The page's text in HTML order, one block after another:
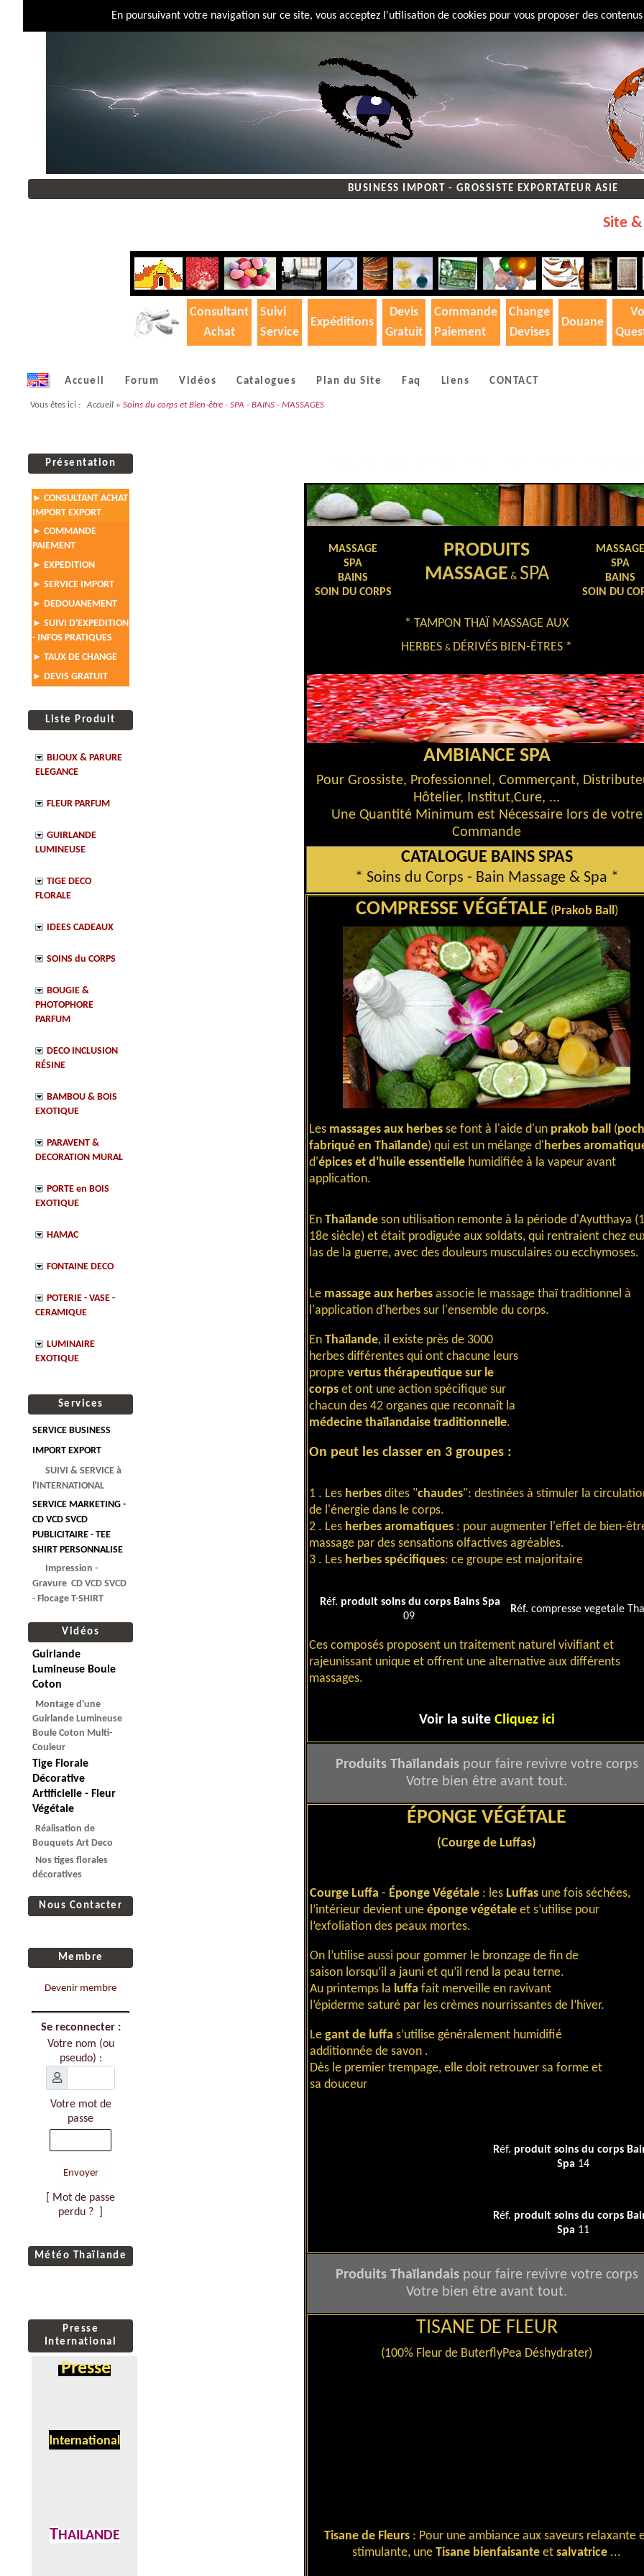
En poursuivant votre navigation sur ce site, vous acceptez l'utilisation de cookies pour vous proposer des
BUSINESS IMPORT - GROSSISTE EXPORTATEUR ASIE
Site & Nom de
Consultant
Achat
Suivi
Service
Expéditions
Devis
Gratuit
Commande
Paiement
Change
Devises
Douane
Accueil Forum Vidéos Catalogues Plan du Site Faq Liens CONTACT
Vous êtes ici : Accueil »Soins du corps et Bien-être - SPA - BAINS - MASSAGES
Présentation
► CONSULTANT ACHAT
IMPORT EXPORT
► COMMANDE
PAIEMENT
► EXPEDITION
► SERVICE IMPORT
► DEDOUANEMENT
► SUIVI D'EXPEDITION
- INFOS PRATIQUES
► TAUX DE CHANGE
► DEVIS GRATUIT
Liste Produit
BIJOUX & PARURE
ELEGANCE
FLEUR PARFUM
GUIRLANDE
LUMINEUSE
TIGE DECO
FLORALE
IDEES CADEAUX
SOINS du CORPS
BOUGIE &
PHOTOPHORE
PARFUM
DECO INCLUSION
RÉSINE
BAMBOU & BOIS
EXOTIQUE
PARAVENT &
DECORATION MURAL
PORTE en BOIS
EXOTIQUE
HAMAC
FONTAINE DECO
POTERIE - VASE -
CERAMIQUE
LUMINAIRE
EXOTIQUE
Services
SERVICE BUSINESS
IMPORT EXPORT
SUIVI & SERVICE à
l'INTERNATIONAL
SERVICE MARKETING -
CD VCD SVCD
PUBLICITAIRE - TEE
SHIRT PERSONNALISE
Impression -
Gravure CD VCD SVCD
- Flocage T-SHIRT
Vidéos
Guirlande
Lumineuse Boule
Coton
Montage d'une
Guirlande Lumineuse
Boule Coton Multi-
Couleur
Tige Florale
Décorative
Artificielle - Fleur
Végétale
Réalisation de
Bouquets Art Deco
Nos tiges florales
décoratives
Nous Contacter
Membre
Devenir membre
Se reconnecter :
Votre nom (ou
pseudo) :
Votre mot de
passe
Envoyer
[ Mot de passe
perdu ? ]
Météo Thaïlande
Presse
International
Presse
nternational
THAILANDE
MASSAGE
SPA
BAINS
SOIN DU CORPS
PRODUITS
MASSAGE & SPA
* TAMPON THAÏ MASSAGE AUX
HERBES & DÉRIVÉS BIEN-ÊTRES *
MASSAGE
SPA
BAINS
SOIN DU
AMBIANCE SPA
Pour Grossiste, Professionnel, Commerçant,
Hôtelier, Institut,Cure, ...
Une Quantité Minimum est Nécessaire lors de votre
Commande
CATALOGUE BAINS SPAS
* Soins du Corps - Bain Massage & Spa *
COMPRESSE VÉGÉTALE (Prakob Ball)
Les massages aux herbes se font à l'aide d'un prakob ball (
fabriqué en Thaïlande) qui est un mélange d'herbes
d'épices et d'huile essentielle humidifiée à la vapeur avant
application.
En Thaïlande son utilisation remonte à la période d'Ayutthaya
18e siècle) et était prodiguée aux soldats, qui rentraient chez
las de la guerre, avec des douleurs musculaires ou ecchymoses.
Le massage aux herbes associe le massage thaï traditionnel à
l'application d'herbes sur l'ensemble du corps.
En Thaïlande, il existe près de 3000
herbes différentes qui ont chacune leurs
propre vertus thérapeutique sur le
corps et ont une action spécifique sur
chacun des 42 organes que reconnaît la
médecine thaïlandaise traditionnelle.
On peut les classer en 3 groupes :
1 . Les herbes dites "chaudes": destinées à stimuler la
de l'énergie dans le corps.
2 . Les herbes aromatiques : pour augmenter l'effet de bien-
massage par des sensations olfactives agréables.
3 . Les herbes spécifiques: ce groupe est majoritaire
Réf. produit soins du corps Bains Spa
09
Réf. compresse vegetale
Ces composés proposent un traitement naturel vivifiant et
rajeunissant unique et offrent une alternative aux différents
massages.
Voir la suite Cliquez ici
Produits Thaïlandaispour faire revivre votre corps
Votre bien être avant tout.
ÉPONGE VÉGÉTALE
(Courge de Luffas)
Courge Luffa - Éponge Végétale : les Luffas une fois séchées,
l’intérieur devient une éponge végétale et s’utilise pour
l’exfoliation des peaux mortes.
On l’utilise aussi pour gommer le bronzage de fin de
saison lorsqu’il a jauni et qu’il rend la peau terne.
Au printemps la luffa fait merveille en ravivant
l’épiderme saturé par les crèmes nourrissantes de l’hiver.
Le gant de luffa s’utilise généralement humidifié
additionnée de savon .
Dès le premier trempage, elle doit retrouver sa forme et
sa douceur
Réf. produit soins du corps
Spa 14
Réf. produit soins du corps
Spa 11
Produits Thaïlandaispour faire revivre votre corps
Votre bien être avant tout.
TISANE DE FLEUR
(100% Fleur de ButerflyPea Déshydrater)
Tisane de Fleurs: Pour une ambiance aux saveurs relaxante
stimulante, une Tisane bienfaisante et salvatrice ...